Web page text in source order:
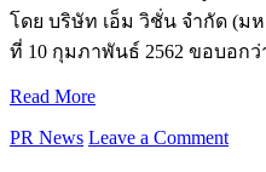
โดย บริษัท เอ็ม วิชั่น จำกัด (ม
ที่ 10 กุมภาพันธ์ 2562 ขอบอก
Read More
PR News Leave a Comment